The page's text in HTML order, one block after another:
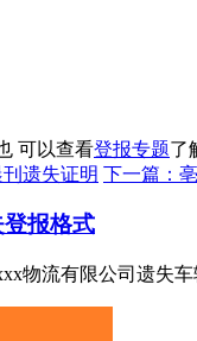
可以查看登报专题了
遗失证明 下一篇：
报格式
物流有限公司遗失